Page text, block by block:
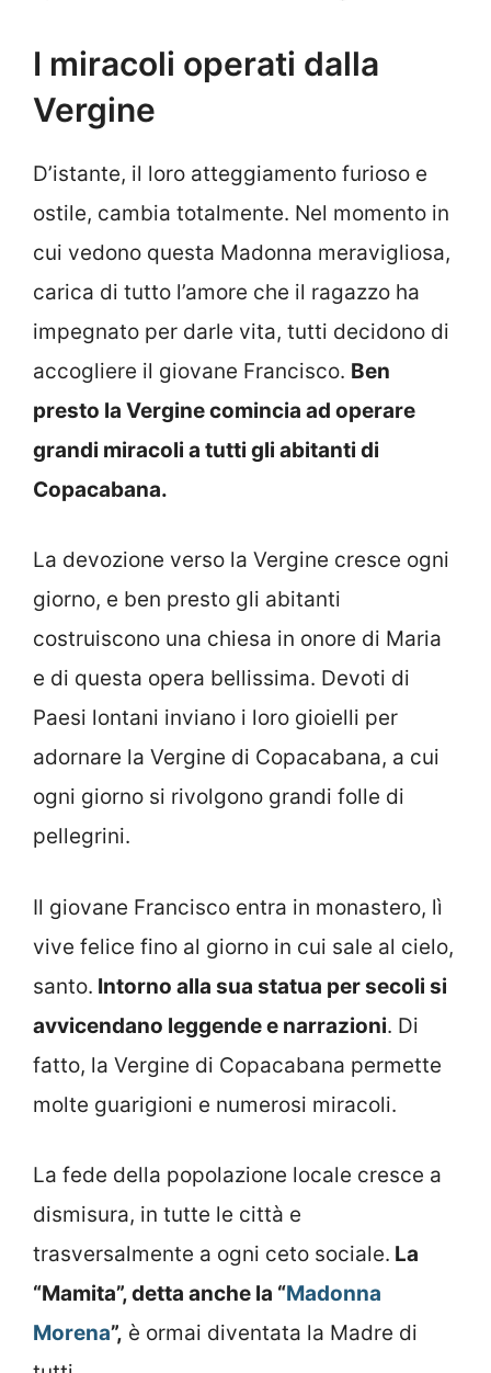
I miracoli operati dalla
Vergine
D’istante, il loro atteggiamento furioso e
ostile, cambia totalmente. Nel momento in
cui vedono questa Madonna meravigliosa,
carica di tutto l’amore che il ragazzo ha
impegnato per darle vita, tutti decidono di
accogliere il giovane Francisco. Ben
presto la Vergine comincia ad operare
grandi miracoli a tutti gli abitanti di
Copacabana.
La devozione verso la Vergine cresce ogni
giorno, e ben presto gli abitanti
costruiscono una chiesa in onore di Maria
e di questa opera bellissima. Devoti di
Paesi lontani inviano i loro gioielli per
adornare la Vergine di Copacabana, a cui
ogni giorno si rivolgono grandi folle di
pellegrini.
Il giovane Francisco entra in monastero, lì
vive felice fino al giorno in cui sale al cielo,
santo. Intorno alla sua statua per secoli si
avvicendano leggende e narrazioni. Di
fatto, la Vergine di Copacabana permette
molte guarigioni e numerosi miracoli.
La fede della popolazione locale cresce a
dismisura, in tutte le città e
trasversalmente a ogni ceto sociale. La
“Mamita”, detta anche la “Madonna
Morena”, è ormai diventata la Madre di